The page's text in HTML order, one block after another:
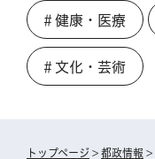
＃健康・医療
＃文化・芸術
トップページ > 都政情報 >